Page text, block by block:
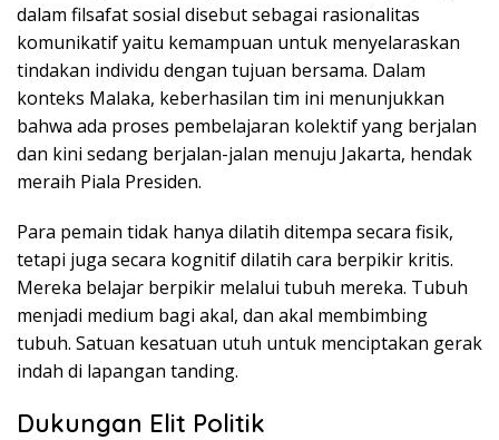
dalam filsafat sosial disebut sebagai rasionalitas
komunikatif yaitu kemampuan untuk menyelaraskan
tindakan individu dengan tujuan bersama. Dalam
konteks Malaka, keberhasilan tim ini menunjukkan
bahwa ada proses pembelajaran kolektif yang berjalan
dan kini sedang berjalan-jalan menuju Jakarta, hendak
meraih Piala Presiden.
Para pemain tidak hanya dilatih ditempa secara fisik,
tetapi juga secara kognitif dilatih cara berpikir kritis.
Mereka belajar berpikir melalui tubuh mereka. Tubuh
menjadi medium bagi akal, dan akal membimbing
tubuh. Satuan kesatuan utuh untuk menciptakan gerak
indah di lapangan tanding.
Dukungan Elit Politik